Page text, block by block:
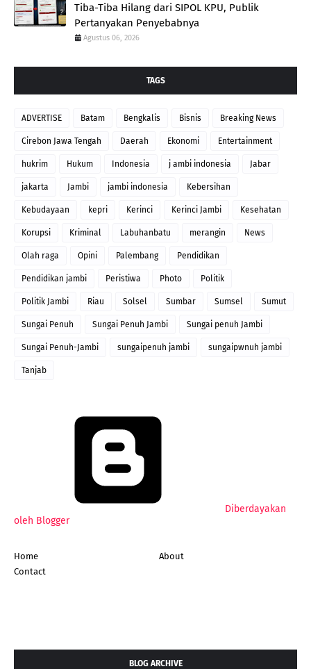
Tiba-Tiba Hilang dari SIPOL KPU, Publik
Pertanyakan Penyebabnya
Agustus 06, 2026
TAGS
ADVERTISE Batam Bengkalis Bisnis Breaking News
Cirebon Jawa Tengah Daerah Ekonomi Entertainment
hukrim Hukum Indonesia j ambi indonesia Jabar
jakarta Jambi jambi indonesia Kebersihan
Kebudayaan kepri Kerinci Kerinci Jambi Kesehatan
Korupsi Kriminal Labuhanbatu merangin News
Olah raga Opini Palembang Pendidikan
Pendidikan jambi Peristiwa Photo Politik
Politik Jambi Riau Solsel Sumbar Sumsel Sumut
Sungai Penuh Sungai Penuh Jambi Sungai penuh Jambi
Sungai Penuh-Jambi sungaipenuh jambi sungaipwnuh jambi
Tanjab
Diberdayakan
oleh Blogger
Home
About
Contact
BLOG ARCHIVE